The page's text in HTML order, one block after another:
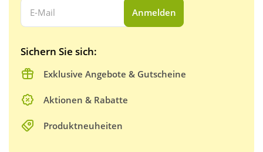
Ihre E-Mail Adresse:
Anmelden
Sichern Sie sich:
Exklusive Angebote & Gutscheine
Aktionen & Rabatte
Produktneuheiten